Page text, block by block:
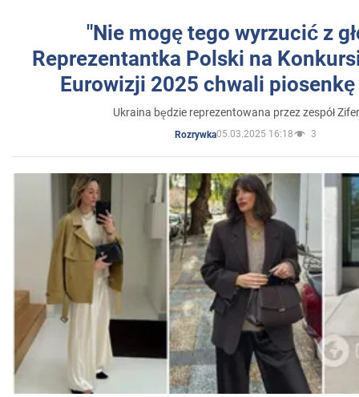
"Nie mogę tego wyrzucić z
Reprezentantka Polski na
Eurowizji 2025 chwali
Ukraina będzie reprezentowana przez zespół
Rozrywka05.03.2025 16:18 3